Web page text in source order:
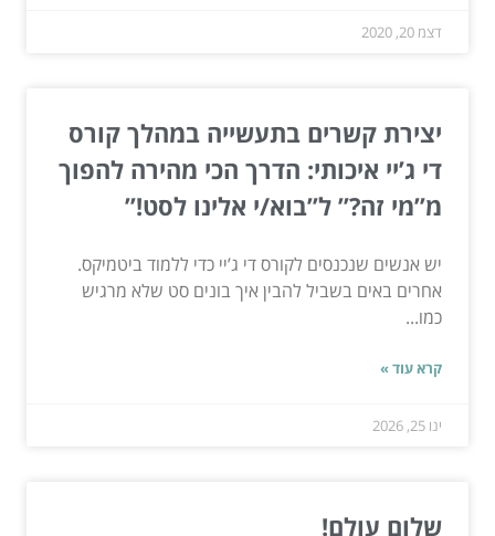
דצמ 20, 2020
יצירת קשרים בתעשייה במהלך קורס
די ג’יי איכותי: הדרך הכי מהירה להפוך
מ”מי זה?” ל”בוא/י אלינו לסט!”
יש אנשים שנכנסים לקורס די ג’יי כדי ללמוד ביטמיקס.
אחרים באים בשביל להבין איך בונים סט שלא מרגיש
כמו...
קרא עוד »
ינו 25, 2026
שלום עולם!